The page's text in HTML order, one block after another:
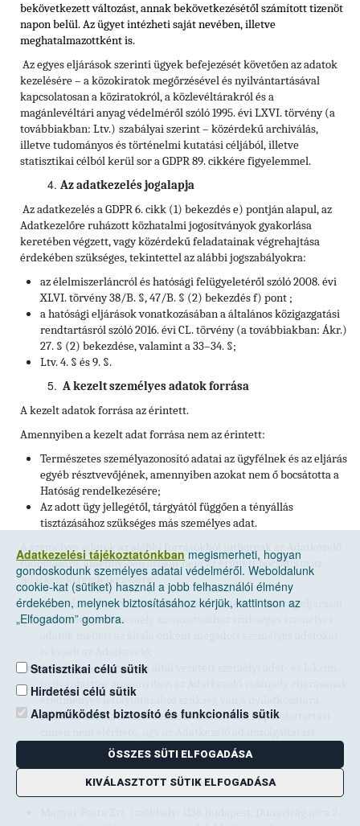
bekövetkezett változást, annak bekövetkezésétől számított tizenöt
napon belül. Az ügyet intézheti saját nevében, illetve
meghatalmazottként is.
Az egyes eljárások szerinti ügyek befejezését követően az adatok
kezelésére – a közokiratok megőrzésével és nyilvántartásával
kapcsolatosan a köziratokról, a közlevéltárakról és a
magánlevéltári anyag védelméről szóló 1995. évi LXVI. törvény (a
továbbiakban: Ltv.) szabályai szerint – közérdekű archiválás,
illetve tudományos és történelmi kutatási céljából, illetve
statisztikai célból kerül sor a GDPR 89. cikkére figyelemmel.
Az adatkezelés jogalapja
Az adatkezelés a GDPR 6. cikk (1) bekezdés e) pontján alapul, az
Adatkezelőre ruházott közhatalmi jogosítványok gyakorlása
keretében végzett, vagy közérdekű feladatainak végrehajtása
érdekében szükséges, tekintettel az alábbi jogszabályokra:
az élelmiszerláncról és hatósági felügyeletéről szóló 2008. évi
XLVI. törvény 38/B. §, 47/B. § (2) bekezdés f) pont ;
a hatósági eljárások vonatkozásában a általános közigazgatási
rendtartásról szóló 2016. évi CL. törvény (a továbbiakban: Ákr.)
27. § (2) bekezdése, valamint a 33–34. §;
Ltv. 4. § és 9. §.
A kezelt személyes adatok forrása
A kezelt adatok forrása az érintett.
Amennyiben a kezelt adat forrása nem az érintett:
Természetes személyazonosító adatai az ügyfélnek és az eljárás
egyéb résztvevőjének, amennyiben azokat nem ő bocsátotta a
Hatóság rendelkezésére;
Az adott ügy jellegétől, tárgyától függően a tényállás
tisztázásához szükséges más személyes adat.
A személyes adatok az alábbi forrásokból juthatnak az Adatkezelő
tudomására, amennyiben azokat nem az érintett bocsátotta az
Adatkezelő rendelkezésére:
A kérelmező vagy bejelentést tevő érintett: a hatóság eljárását
kezdeményező személy azonosításához szükséges személyes
A Belügyminisztérium által vezetett személyi adat- és lakcím-
nyilvántartás: amennyiben az Adatkezelő valamely eljárásának
eredményes lefolytatásához szükség van a nyilatkozatára,
azonban az Adatkezelő rendelkezésére álló kapcsolattartási
kérhet a személyi adat- és lakcím-nyilvántartásból.
A személyes adatok továbbítása, címzettjei, illetve a
címzettek kategóriái
[9]
Adatkezelési tájékoztatónkban megismerheti, hogyan
gondoskodunk személyes adatai védelméről. Weboldalunk
cookie-kat (sütiket) használ a jobb felhasználói élmény
érdekében, melynek biztosításához kérjük, kattintson az
„Elfogadom” gombra.
Statisztikai célú sütik
Hirdetési célú sütik
Alapműködést biztosító és funkcionális sütik
ÖSSZES SÜTI ELFOGADÁSA
KIVÁLASZTOTT SÜTIK ELFOGADÁSA